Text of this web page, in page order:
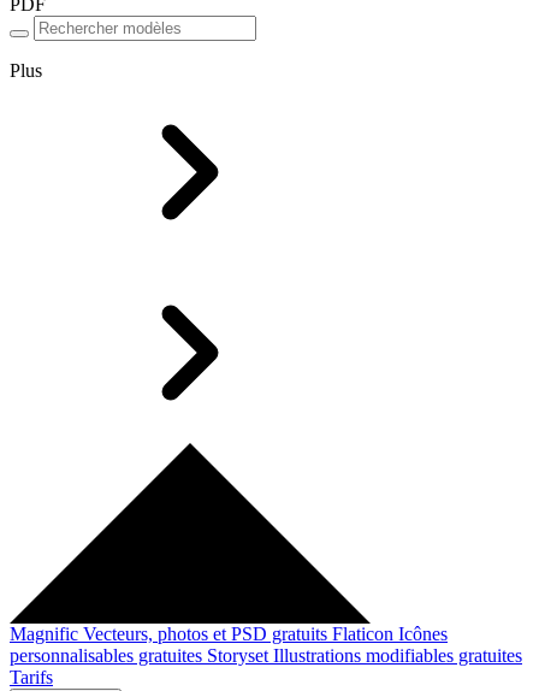
PDF
Plus
Magnific Vecteurs, photos et PSD gratuits Flaticon Icônes
personnalisables gratuites Storyset Illustrations modifiables gratuites
Tarifs